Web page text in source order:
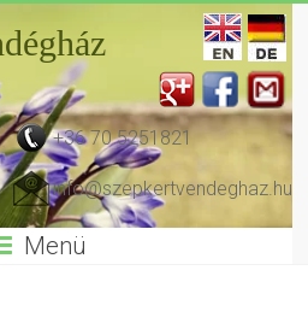
+36 70 5251821
info@szepkertvendeghaz.hu
Menü